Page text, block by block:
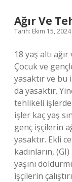
Ağır Ve
Tarih: Ekim 15, 2024
18 yaş altı
Çocuk ve
yasaktır ve bu
da yasaktır.
tehlikeli işlerde
işler kaç yaş
genç işçilerin
yasaktır. Ekli
kadınların,
yaşını
işçilerin